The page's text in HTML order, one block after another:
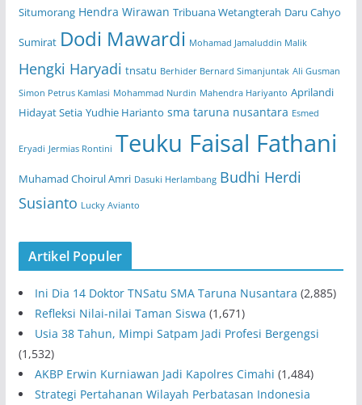
Situmorang Hendra Wirawan Tribuana Wetangterah Daru Cahyo
Sumirat Dodi Mawardi Mohamad Jamaluddin Malik
Hengki Haryadi tnsatu Berhider Bernard Simanjuntak Ali Gusman
Simon Petrus Kamlasi Mohammad Nurdin Mahendra Hariyanto Aprilandi
Hidayat Setia Yudhie Harianto sma taruna nusantara Esmed
Eryadi Jermias Rontini Teuku Faisal Fathani
Muhamad Choirul Amri Dasuki Herlambang Budhi Herdi
Susianto Lucky Avianto
Artikel Populer
Ini Dia 14 Doktor TNSatu SMA Taruna Nusantara (2,885)
Refleksi Nilai-nilai Taman Siswa (1,671)
Usia 38 Tahun, Mimpi Satpam Jadi Profesi Bergengsi
(1,532)
AKBP Erwin Kurniawan Jadi Kapolres Cimahi (1,484)
Strategi Pertahanan Wilayah Perbatasan Indonesia